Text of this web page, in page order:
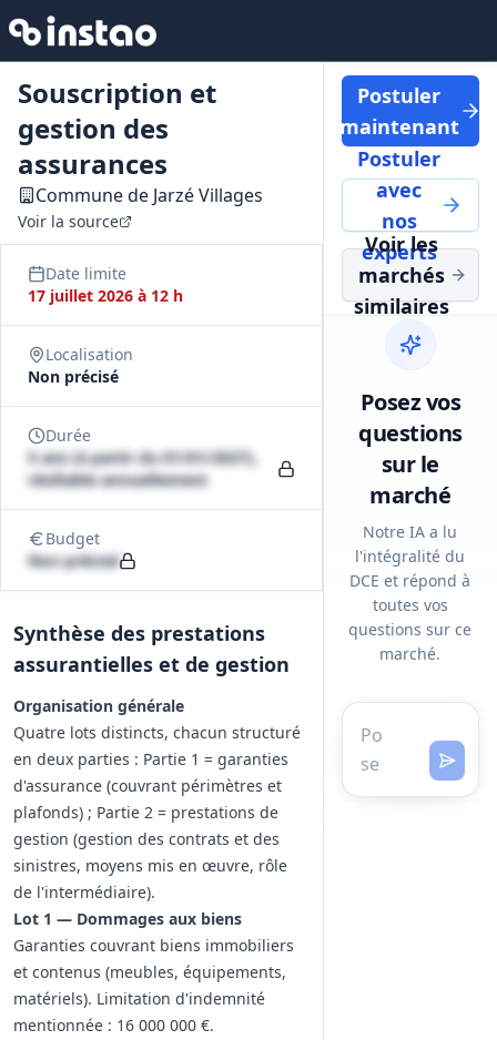
Souscription et
gestion des
assurances
Commune de Jarzé Villages
Voir la source
Date limite
17 juillet 2026 à 12 h
Localisation
Non précisé
Durée
5 ans (à partir du 01/01/2027),
résiliable annuellement
Budget
Non précisé
Synthèse des prestations
assurantielles et de gestion
Organisation générale
Quatre lots distincts, chacun structuré
en deux parties : Partie 1 = garanties
d'assurance (couvrant périmètres et
plafonds) ; Partie 2 = prestations de
gestion (gestion des contrats et des
sinistres, moyens mis en œuvre, rôle
de l'intermédiaire).
Lot 1 — Dommages aux biens
Garanties couvrant biens immobiliers
et contenus (meubles, équipements,
matériels). Limitation d'indemnité
mentionnée : 16 000 000 €.
Postuler
maintenant
Postuler
avec
nos
experts
Voir les
marchés
similaires
Posez vos
questions
sur le
marché
Notre IA a lu
l'intégralité du
DCE et répond à
toutes vos
questions sur ce
marché.